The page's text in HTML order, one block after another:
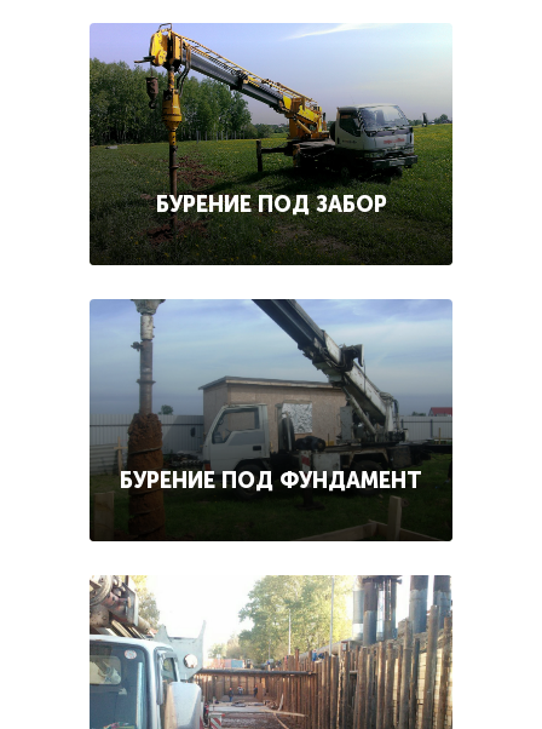
БУРЕНИЕ ПОД ЗАБОР
БУРЕНИЕ ПОД ФУНДАМЕНТ